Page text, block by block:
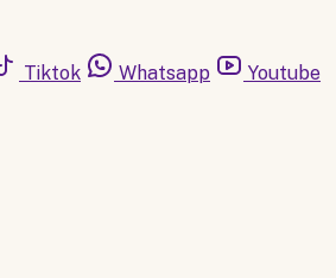
Tiktok Whatsapp Youtube